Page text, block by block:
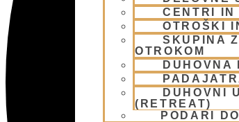
CENTRI IN
OTROŠKI
SKUPINA
OTROKOM
DUHOVNA
DUHOVNI
(RETREAT)
PODARI